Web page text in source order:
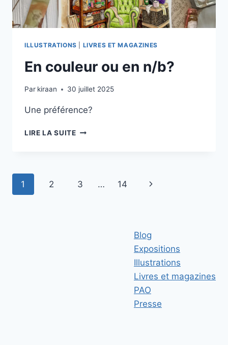
ILLUSTRATIONS LIVRES ET MAGAZINES
En couleur ou en n/b?
Par kiraan 30 juillet 2025
Une préférence?
LIRE LA SUITEEN
Navigation
1 2 3 … 14
Page
Blog
Expositions
Illustrations
Livres et magazines
PAO
Presse